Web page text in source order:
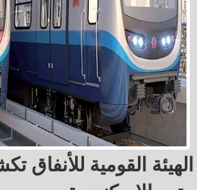
الهيئة القومية للأنفاق